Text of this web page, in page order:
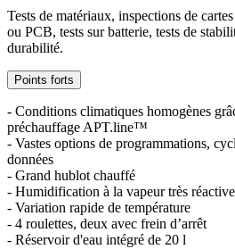
Tests de matériaux, inspections de
ou PCB, tests sur batterie, tests de
durabilité.
Points forts
- Conditions climatiques homogènes
préchauffage APT.line™
- Vastes options de programmations,
données
- Grand hublot chauffé
- Humidification à la vapeur très réactive
- Variation rapide de température
- 4 roulettes, deux avec frein d’arrêt
- Réservoir d'eau intégré de 20 l